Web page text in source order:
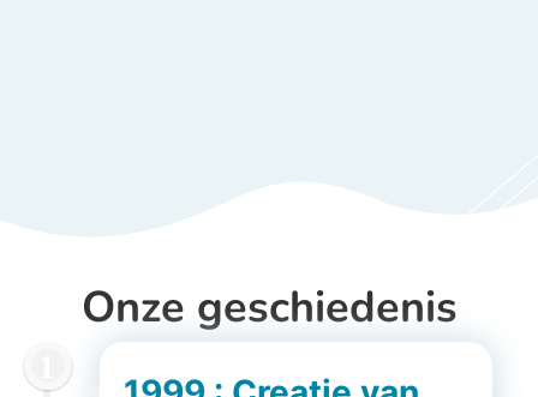
Onze geschiedenis